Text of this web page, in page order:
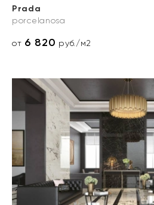
Prada
porcelanosa
от 6 820 руб./м2